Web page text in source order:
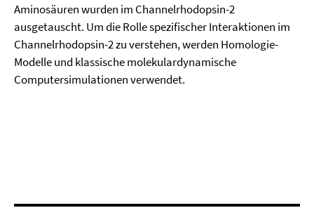
Aminosäuren wurden im Channelrhodopsin-2
ausgetauscht. Um die Rolle spezifischer Interaktionen im
Channelrhodopsin-2 zu verstehen, werden Homologie-
Modelle und klassische molekulardynamische
Computersimulationen verwendet.